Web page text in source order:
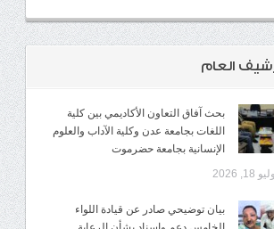
العام
بحث آفاق التعاون الأكاديمي بين كلية
اللغات بجامعة عدن وكلية الآداب والعلوم
الإنسانية بجامعة حضرموت
18, 2026
​بيان توضيحي صادر عن قيادة اللواء